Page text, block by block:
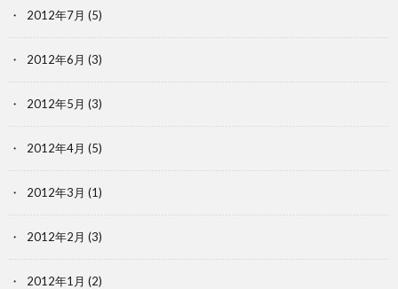
2012年7月 (5)
2012年6月 (3)
2012年5月 (3)
2012年4月 (5)
2012年3月 (1)
2012年2月 (3)
2012年1月 (2)